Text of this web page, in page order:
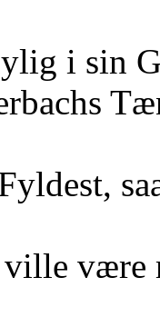
i sin
være